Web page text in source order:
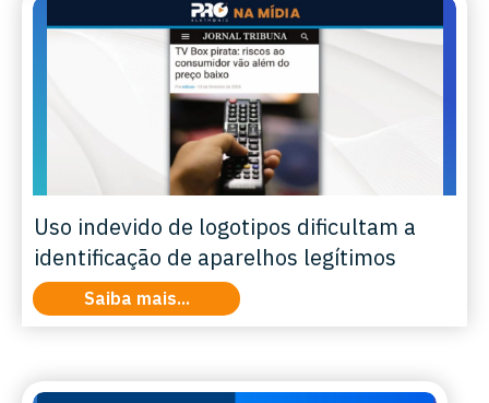
Uso indevido de logotipos dificultam a
identificação de aparelhos legítimos
Saiba mais...